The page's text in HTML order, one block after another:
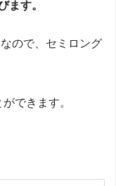
ます。
ので、セミロング
できます。